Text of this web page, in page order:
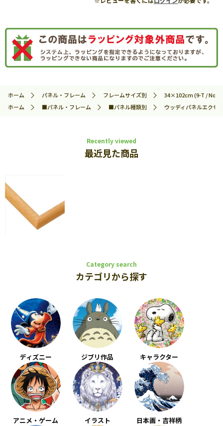
ホーム パネル・フレーム フレームサイズ別
34×102cm (9-T /
ホーム
■パネル・フレーム ■パネル種類別 ウッディパネルエクセ
Recently viewed
最近見た商品
Category search
カテゴリから探す
ディズニー ジブリ作品 キャラクター
アニメ・ゲーム イラスト 日本画・吉祥柄